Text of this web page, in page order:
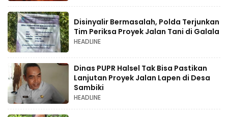
Disinyalir Bermasalah, Polda Terjunkan
Tim Periksa Proyek Jalan Tani di Galala
HEADLINE
Dinas PUPR Halsel Tak Bisa Pastikan
Lanjutan Proyek Jalan Lapen di Desa
Sambiki
HEADLINE